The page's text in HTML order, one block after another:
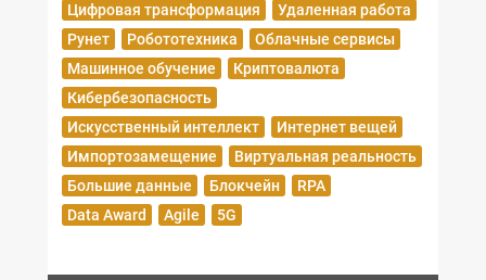
Цифровая трансформация
Удаленная работа
Рунет
Робототехника
Облачные сервисы
Машинное обучение
Криптовалюта
Кибербезопасность
Искусственный интеллект
Интернет вещей
Импортозамещение
Виртуальная реальность
Большие данные
Блокчейн
RPA
Data Award
Agile 5G